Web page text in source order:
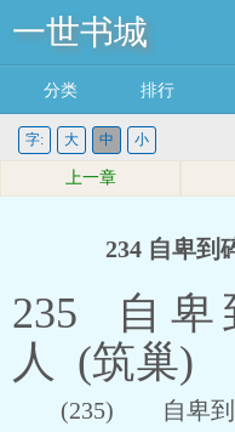
一世书城
分类 排行
字: 大 中 小
上一章
234 自卑到
235 自卑
人 (筑巢)
(235) 自卑到碎